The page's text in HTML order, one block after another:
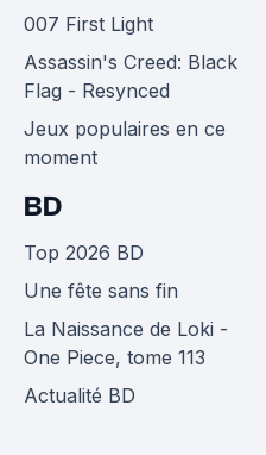
007 First Light
Assassin's Creed: Black
Flag - Resynced
Jeux populaires en ce
moment
BD
Top 2026 BD
Une fête sans fin
La Naissance de Loki -
One Piece, tome 113
Actualité BD